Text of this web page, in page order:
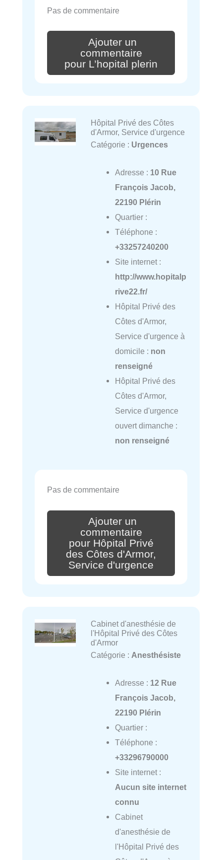
Pas de commentaire
Ajouter un
commentaire
pour L’hopital plerin
Hôpital Privé des Côtes
d'Armor, Service d'urgence
Catégorie : Urgences
Adresse : 10 Rue
François Jacob,
22190 Plérin
Quartier :
Téléphone :
+33257240200
Site internet :
http://www.hopitalp
rive22.fr/
Hôpital Privé des
Côtes d'Armor,
Service d'urgence à
domicile : non
renseigné
Hôpital Privé des
Côtes d'Armor,
Service d'urgence
ouvert dimanche :
non renseigné
Pas de commentaire
Ajouter un
commentaire
pour Hôpital Privé
des Côtes d'Armor,
Service d'urgence
Cabinet d'anesthésie de
l'Hôpital Privé des Côtes
d'Armor
Catégorie : Anesthésiste
Adresse : 12 Rue
François Jacob,
22190 Plérin
Quartier :
Téléphone :
+33296790000
Site internet :
Aucun site internet
connu
Cabinet
d'anesthésie de
l'Hôpital Privé des